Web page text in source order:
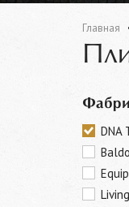
Главная
DNA